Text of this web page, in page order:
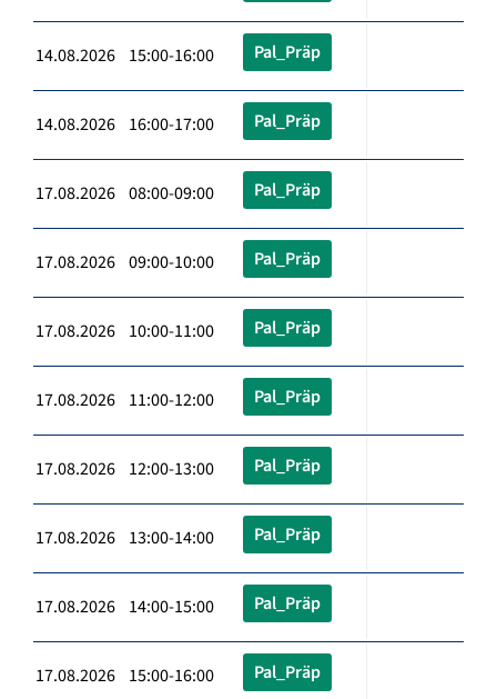
14.08.2026 15:00-16:00 Pal_Präp
14.08.2026 16:00-17:00 Pal_Präp
17.08.2026 08:00-09:00 Pal_Präp
17.08.2026 09:00-10:00 Pal_Präp
17.08.2026 10:00-11:00 Pal_Präp
17.08.2026 11:00-12:00 Pal_Präp
17.08.2026 12:00-13:00 Pal_Präp
17.08.2026 13:00-14:00 Pal_Präp
17.08.2026 14:00-15:00 Pal_Präp
17.08.2026 15:00-16:00 Pal_Präp